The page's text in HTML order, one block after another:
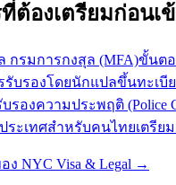
ที่ต้องเตรียมก่อนเ
กรมการกงสุล (MFA)ขั้นต
รับรองโดยนักแปลขึ้นทะเบี
องความประพฤติ (Police
ระเทศสำหรับคนไทยเตรีย
NYC Visa & Legal →